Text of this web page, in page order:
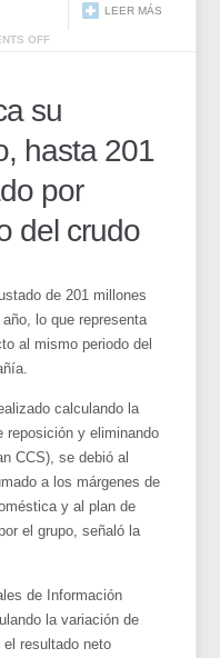
LEER MÁS
OFF
su
hasta 201
por
del crudo
de 201 millones
lo que representa
al mismo periodo del
calculando la
reposición y eliminando
CCS), se debió al
a los márgenes de
y al plan de
el grupo, señaló la
de Información
la variación de
resultado neto